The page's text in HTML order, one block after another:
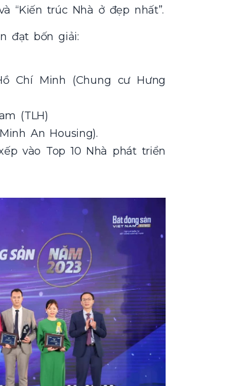
“Kiến trúc Nhà ở đẹp nhất”.
đạt bốn giải:
Chí Minh (Chung cư Hưng
(TLH)
An Housing).
vào Top 10 Nhà phát triển